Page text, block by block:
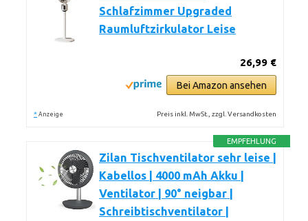
Schlafzimmer Upgraded
Raumluftzirkulator Leise
26,99 €
Bei Amazon ansehen
* Anzeige Preis inkl. MwSt., zzgl. Versandkosten
EMPFEHLUNG
Zilan Tischventilator sehr leise |
Kabellos | 4000 mAh Akku |
Ventilator | 90° neigbar |
Schreibtischventilator |